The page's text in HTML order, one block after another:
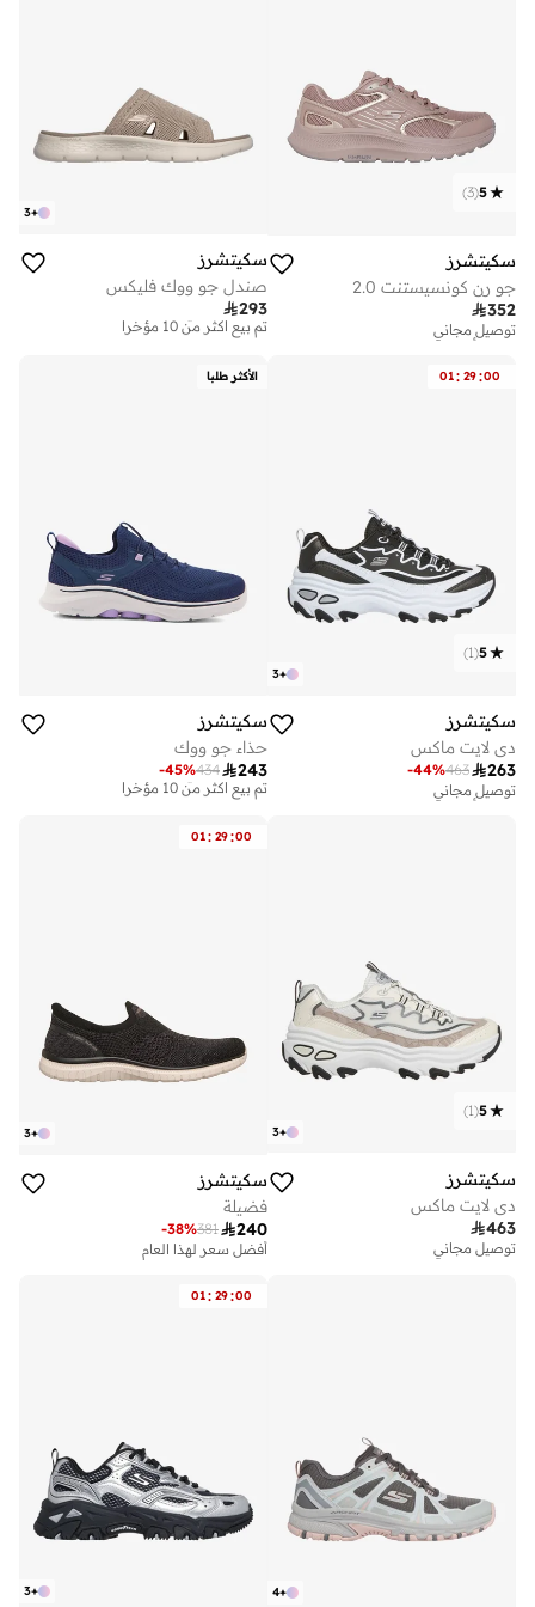
5
(
3
)
سكيتشرز
جو رن كونسيستنت 2.0
352
توصيل مجاني
تم بيع أكثر من 20 مؤخرا
توصيل مجاني
+
3
سكيتشرز
صندل جو ووك فليكس
293
توصيل مجاني
تم بيع أكثر من 10 مؤخرا
توصيل مجاني
01: 29:00
+
3
5
(
1
)
سكيتشرز
دي لايت ماكس
263
463
-44%
توصيل مجاني
تم بيع أكثر من 20 مؤخرا
الأكثر طلبا
سكيتشرز
حذاء جو ووك
243
434
-45%
توصيل مجاني
تم بيع أكثر من 10 مؤخرا
توصيل مجاني
+
3
5
(
1
)
سكيتشرز
دي لايت ماكس
463
توصيل مجاني
01: 29:00
+
3
سكيتشرز
فضيلة
240
381
-38%
أفضل سعر لهذا العام
توصيل مجاني
أفضل سعر لهذا العام
+
4
01: 29:00
+
3